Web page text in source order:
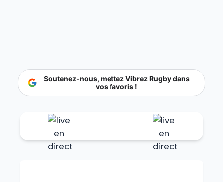
Soutenez-nous, mettez Vibrez Rugby dans
vos favoris !